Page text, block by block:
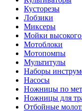
Кусторезы
Лобзики
Миксеры
Мойки высокого
Мотоблоки
Мотопомпы
Мультитулы
Наборы
Насосы
Ножницы по
Ножницы для
Отбойные